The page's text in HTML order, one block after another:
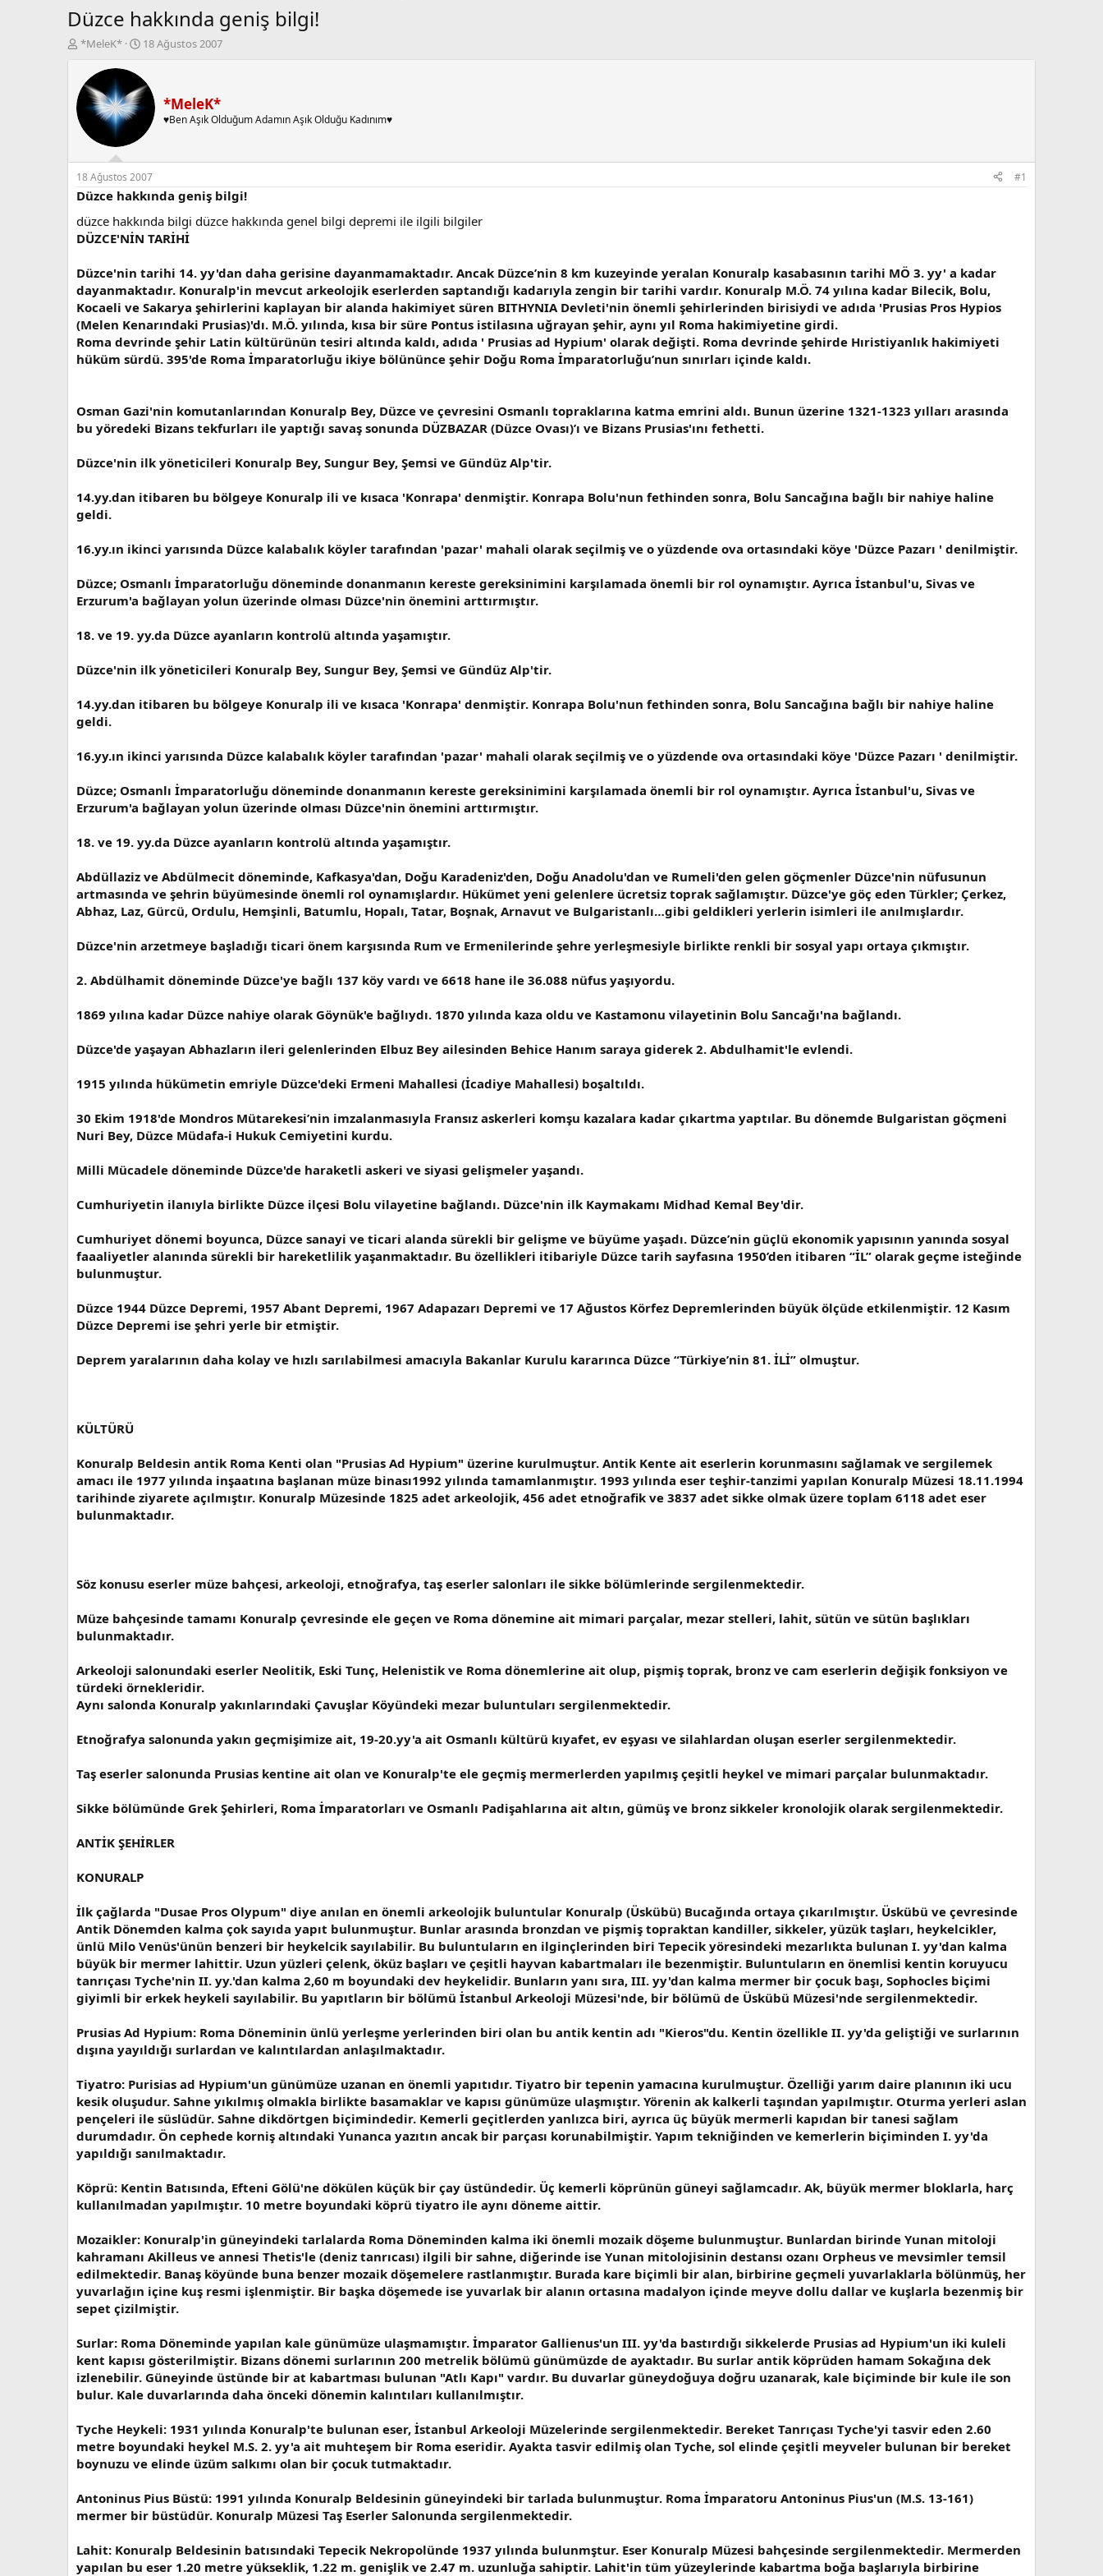
Düzce hakkında geniş bilgi!
K
b
u
a
ş
l
a
t
a
*MeleK*
B
l
g
ç
t
a
r
i
h
18 Ağustos 2007
*MeleK*
♥Ben Aşık Olduğum Adamın Aşık Olduğu Kadınım♥
18 Ağustos 2007 #1
Düzce hakkında geniş bilgi!
düzce hakkında bilgi düzce hakkında genel bilgi depremi ile ilgili bilgiler
DÜZCE'NİN TARİHİ
Düzce'nin tarihi 14. yy'dan daha gerisine dayanmamaktadır. Ancak Düzce’nin 8 km kuzeyinde yeralan Konuralp kasabasının tarihi MÖ 3. yy' a kadar
dayanmaktadır. Konuralp'in mevcut arkeolojik eserlerden saptandığı kadarıyla zengin bir tarihi vardır. Konuralp M.Ö. 74 yılına kadar Bilecik, Bolu,
Kocaeli ve Sakarya şehirlerini kaplayan bir alanda hakimiyet süren BITHYNIA Devleti'nin önemli şehirlerinden birisiydi ve adıda 'Prusias Pros Hypios
(Melen Kenarındaki Prusias)'dı. M.Ö. yılında, kısa bir süre Pontus istilasına uğrayan şehir, aynı yıl Roma hakimiyetine girdi.
Roma devrinde şehir Latin kültürünün tesiri altında kaldı, adıda ' Prusias ad Hypium' olarak değişti. Roma devrinde şehirde Hıristiyanlık hakimiyeti
hüküm sürdü. 395'de Roma İmparatorluğu ikiye bölününce şehir Doğu Roma İmparatorluğu’nun sınırları içinde kaldı.
Osman Gazi'nin komutanlarından Konuralp Bey, Düzce ve çevresini Osmanlı topraklarına katma emrini aldı. Bunun üzerine 1321-1323 yılları arasında
bu yöredeki Bizans tekfurları ile yaptığı savaş sonunda DÜZBAZAR (Düzce Ovası)’ı ve Bizans Prusias'ını fethetti.
Düzce'nin ilk yöneticileri Konuralp Bey, Sungur Bey, Şemsi ve Gündüz Alp'tir.
14.yy.dan itibaren bu bölgeye Konuralp ili ve kısaca 'Konrapa' denmiştir. Konrapa Bolu'nun fethinden sonra, Bolu Sancağına bağlı bir nahiye haline
geldi.
16.yy.ın ikinci yarısında Düzce kalabalık köyler tarafından 'pazar' mahali olarak seçilmiş ve o yüzdende ova ortasındaki köye 'Düzce Pazarı ' denilmiştir.
Düzce; Osmanlı İmparatorluğu döneminde donanmanın kereste gereksinimini karşılamada önemli bir rol oynamıştır. Ayrıca İstanbul'u, Sivas ve
Erzurum'a bağlayan yolun üzerinde olması Düzce'nin önemini arttırmıştır.
18. ve 19. yy.da Düzce ayanların kontrolü altında yaşamıştır.
Düzce'nin ilk yöneticileri Konuralp Bey, Sungur Bey, Şemsi ve Gündüz Alp'tir.
14.yy.dan itibaren bu bölgeye Konuralp ili ve kısaca 'Konrapa' denmiştir. Konrapa Bolu'nun fethinden sonra, Bolu Sancağına bağlı bir nahiye haline
geldi.
16.yy.ın ikinci yarısında Düzce kalabalık köyler tarafından 'pazar' mahali olarak seçilmiş ve o yüzdende ova ortasındaki köye 'Düzce Pazarı ' denilmiştir.
Düzce; Osmanlı İmparatorluğu döneminde donanmanın kereste gereksinimini karşılamada önemli bir rol oynamıştır. Ayrıca İstanbul'u, Sivas ve
Erzurum'a bağlayan yolun üzerinde olması Düzce'nin önemini arttırmıştır.
18. ve 19. yy.da Düzce ayanların kontrolü altında yaşamıştır.
Abdüllaziz ve Abdülmecit döneminde, Kafkasya'dan, Doğu Karadeniz'den, Doğu Anadolu'dan ve Rumeli'den gelen göçmenler Düzce'nin nüfusunun
artmasında ve şehrin büyümesinde önemli rol oynamışlardır. Hükümet yeni gelenlere ücretsiz toprak sağlamıştır. Düzce'ye göç eden Türkler; Çerkez,
Abhaz, Laz, Gürcü, Ordulu, Hemşinli, Batumlu, Hopalı, Tatar, Boşnak, Arnavut ve Bulgaristanlı…gibi geldikleri yerlerin isimleri ile anılmışlardır.
Düzce'nin arzetmeye başladığı ticari önem karşısında Rum ve Ermenilerinde şehre yerleşmesiyle birlikte renkli bir sosyal yapı ortaya çıkmıştır.
2. Abdülhamit döneminde Düzce'ye bağlı 137 köy vardı ve 6618 hane ile 36.088 nüfus yaşıyordu.
1869 yılına kadar Düzce nahiye olarak Göynük'e bağlıydı. 1870 yılında kaza oldu ve Kastamonu vilayetinin Bolu Sancağı'na bağlandı.
Düzce'de yaşayan Abhazların ileri gelenlerinden Elbuz Bey ailesinden Behice Hanım saraya giderek 2. Abdulhamit'le evlendi.
1915 yılında hükümetin emriyle Düzce'deki Ermeni Mahallesi (İcadiye Mahallesi) boşaltıldı.
30 Ekim 1918'de Mondros Mütarekesi’nin imzalanmasıyla Fransız askerleri komşu kazalara kadar çıkartma yaptılar. Bu dönemde Bulgaristan göçmeni
Nuri Bey, Düzce Müdafa-i Hukuk Cemiyetini kurdu.
Milli Mücadele döneminde Düzce'de haraketli askeri ve siyasi gelişmeler yaşandı.
Cumhuriyetin ilanıyla birlikte Düzce ilçesi Bolu vilayetine bağlandı. Düzce'nin ilk Kaymakamı Midhad Kemal Bey'dir.
Cumhuriyet dönemi boyunca, Düzce sanayi ve ticari alanda sürekli bir gelişme ve büyüme yaşadı. Düzce’nin güçlü ekonomik yapısının yanında sosyal
faaaliyetler alanında sürekli bir hareketlilik yaşanmaktadır. Bu özellikleri itibariyle Düzce tarih sayfasına 1950’den itibaren “İL” olarak geçme isteğinde
bulunmuştur.
Düzce 1944 Düzce Depremi, 1957 Abant Depremi, 1967 Adapazarı Depremi ve 17 Ağustos Körfez Depremlerinden büyük ölçüde etkilenmiştir. 12 Kasım
Düzce Depremi ise şehri yerle bir etmiştir.
Deprem yaralarının daha kolay ve hızlı sarılabilmesi amacıyla Bakanlar Kurulu kararınca Düzce “Türkiye’nin 81. İLİ” olmuştur.
KÜLTÜRÜ
Konuralp Beldesin antik Roma Kenti olan "Prusias Ad Hypium" üzerine kurulmuştur. Antik Kente ait eserlerin korunmasını sağlamak ve sergilemek
amacı ile 1977 yılında inşaatına başlanan müze binası1992 yılında tamamlanmıştır. 1993 yılında eser teşhir-tanzimi yapılan Konuralp Müzesi 18.11.1994
tarihinde ziyarete açılmıştır. Konuralp Müzesinde 1825 adet arkeolojik, 456 adet etnoğrafik ve 3837 adet sikke olmak üzere toplam 6118 adet eser
bulunmaktadır.
Söz konusu eserler müze bahçesi, arkeoloji, etnoğrafya, taş eserler salonları ile sikke bölümlerinde sergilenmektedir.
Müze bahçesinde tamamı Konuralp çevresinde ele geçen ve Roma dönemine ait mimari parçalar, mezar stelleri, lahit, sütün ve sütün başlıkları
bulunmaktadır.
Arkeoloji salonundaki eserler Neolitik, Eski Tunç, Helenistik ve Roma dönemlerine ait olup, pişmiş toprak, bronz ve cam eserlerin değişik fonksiyon ve
türdeki örnekleridir.
Aynı salonda Konuralp yakınlarındaki Çavuşlar Köyündeki mezar buluntuları sergilenmektedir.
Etnoğrafya salonunda yakın geçmişimize ait, 19-20.yy'a ait Osmanlı kültürü kıyafet, ev eşyası ve silahlardan oluşan eserler sergilenmektedir.
Taş eserler salonunda Prusias kentine ait olan ve Konuralp'te ele geçmiş mermerlerden yapılmış çeşitli heykel ve mimari parçalar bulunmaktadır.
Sikke bölümünde Grek Şehirleri, Roma İmparatorları ve Osmanlı Padişahlarına ait altın, gümüş ve bronz sikkeler kronolojik olarak sergilenmektedir.
ANTİK ŞEHİRLER
KONURALP
İlk çağlarda "Dusae Pros Olypum" diye anılan en önemli arkeolojik buluntular Konuralp (Üskübü) Bucağında ortaya çıkarılmıştır. Üskübü ve çevresinde
Antik Dönemden kalma çok sayıda yapıt bulunmuştur. Bunlar arasında bronzdan ve pişmiş topraktan kandiller, sikkeler, yüzük taşları, heykelcikler,
ünlü Milo Venüs'ünün benzeri bir heykelcik sayılabilir. Bu buluntuların en ilginçlerinden biri Tepecik yöresindeki mezarlıkta bulunan I. yy'dan kalma
büyük bir mermer lahittir. Uzun yüzleri çelenk, öküz başları ve çeşitli hayvan kabartmaları ile bezenmiştir. Buluntuların en önemlisi kentin koruyucu
tanrıçası Tyche'nin II. yy.'dan kalma 2,60 m boyundaki dev heykelidir. Bunların yanı sıra, III. yy'dan kalma mermer bir çocuk başı, Sophocles biçimi
giyimli bir erkek heykeli sayılabilir. Bu yapıtların bir bölümü İstanbul Arkeoloji Müzesi'nde, bir bölümü de Üskübü Müzesi'nde sergilenmektedir.
Prusias Ad Hypium: Roma Döneminin ünlü yerleşme yerlerinden biri olan bu antik kentin adı "Kieros"du. Kentin özellikle II. yy'da geliştiği ve surlarının
dışına yayıldığı surlardan ve kalıntılardan anlaşılmaktadır.
Tiyatro: Purisias ad Hypium'un günümüze uzanan en önemli yapıtıdır. Tiyatro bir tepenin yamacına kurulmuştur. Özelliği yarım daire planının iki ucu
kesik oluşudur. Sahne yıkılmış olmakla birlikte basamaklar ve kapısı günümüze ulaşmıştır. Yörenin ak kalkerli taşından yapılmıştır. Oturma yerleri aslan
pençeleri ile süslüdür. Sahne dikdörtgen biçimindedir. Kemerli geçitlerden yanlızca biri, ayrıca üç büyük mermerli kapıdan bir tanesi sağlam
durumdadır. Ön cephede korniş altındaki Yunanca yazıtın ancak bir parçası korunabilmiştir. Yapım tekniğinden ve kemerlerin biçiminden I. yy'da
yapıldığı sanılmaktadır.
Köprü: Kentin Batısında, Efteni Gölü'ne dökülen küçük bir çay üstündedir. Üç kemerli köprünün güneyi sağlamcadır. Ak, büyük mermer bloklarla, harç
kullanılmadan yapılmıştır. 10 metre boyundaki köprü tiyatro ile aynı döneme aittir.
Mozaikler: Konuralp'in güneyindeki tarlalarda Roma Döneminden kalma iki önemli mozaik döşeme bulunmuştur. Bunlardan birinde Yunan mitoloji
kahramanı Akilleus ve annesi Thetis'le (deniz tanrıcası) ilgili bir sahne, diğerinde ise Yunan mitolojisinin destansı ozanı Orpheus ve mevsimler temsil
edilmektedir. Banaş köyünde buna benzer mozaik döşemelere rastlanmıştır. Burada kare biçimli bir alan, birbirine geçmeli yuvarlaklarla bölünmüş, her
yuvarlağın içine kuş resmi işlenmiştir. Bir başka döşemede ise yuvarlak bir alanın ortasına madalyon içinde meyve dollu dallar ve kuşlarla bezenmiş bir
sepet çizilmiştir.
Surlar: Roma Döneminde yapılan kale günümüze ulaşmamıştır. İmparator Gallienus'un III. yy'da bastırdığı sikkelerde Prusias ad Hypium'un iki kuleli
kent kapısı gösterilmiştir. Bizans dönemi surlarının 200 metrelik bölümü günümüzde de ayaktadır. Bu surlar antik köprüden hamam Sokağına dek
izlenebilir. Güneyinde üstünde bir at kabartması bulunan "Atlı Kapı" vardır. Bu duvarlar güneydoğuya doğru uzanarak, kale biçiminde bir kule ile son
bulur. Kale duvarlarında daha önceki dönemin kalıntıları kullanılmıştır.
Tyche Heykeli: 1931 yılında Konuralp'te bulunan eser, İstanbul Arkeoloji Müzelerinde sergilenmektedir. Bereket Tanrıçası Tyche'yi tasvir eden 2.60
metre boyundaki heykel M.S. 2. yy'a ait muhteşem bir Roma eseridir. Ayakta tasvir edilmiş olan Tyche, sol elinde çeşitli meyveler bulunan bir bereket
boynuzu ve elinde üzüm salkımı olan bir çocuk tutmaktadır.
Antoninus Pius Büstü: 1991 yılında Konuralp Beldesinin güneyindeki bir tarlada bulunmuştur. Roma İmparatoru Antoninus Pius'un (M.S. 13-161)
mermer bir büstüdür. Konuralp Müzesi Taş Eserler Salonunda sergilenmektedir.
Lahit: Konuralp Beldesinin batısındaki Tepecik Nekropolünde 1937 yılında bulunmştur. Eser Konuralp Müzesi bahçesinde sergilenmektedir. Mermerden
yapılan bu eser 1.20 metre yükseklik, 1.22 m. genişlik ve 2.47 m. uzunluğa sahiptir. Lahit'in tüm yüzeylerinde kabartma boğa başlarıyla birbirine